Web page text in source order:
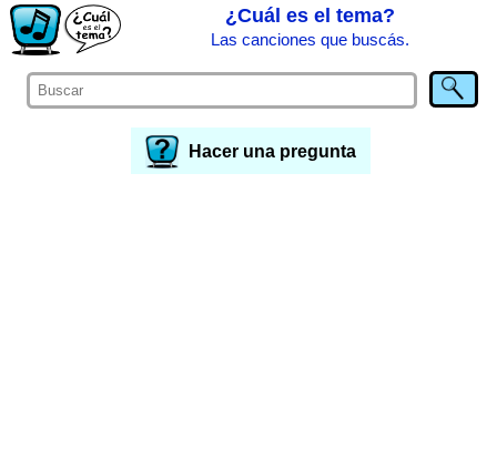
¿Cuál es el tema?
Las canciones que buscás.
Hacer una pregunta